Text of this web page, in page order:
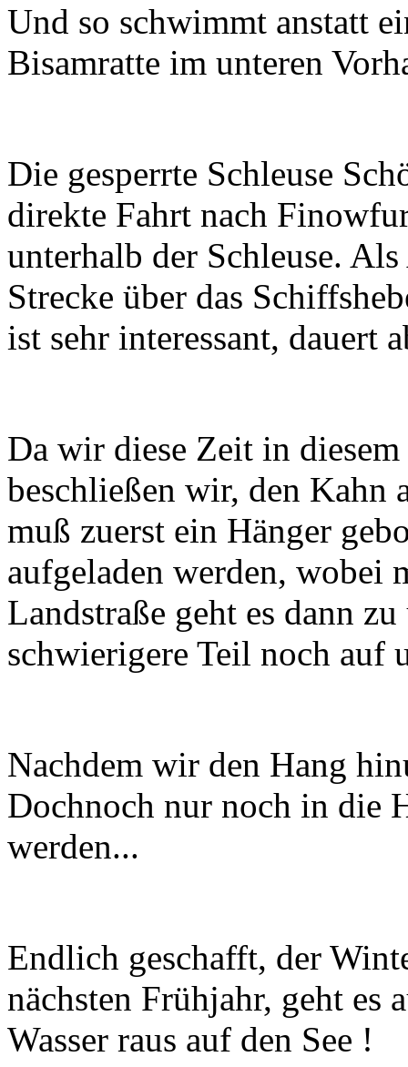
Und so schwimmt anstatt
Bisamratte im unteren
Die gesperrte Schleuse
direkte Fahrt nach
unterhalb der Schleuse.
Strecke über das
ist sehr interessant, dauert
Da wir diese Zeit in
beschließen wir, den Kahn
muß zuerst ein Hänger
aufgeladen werden,
Landstraße geht es dann
schwierigere Teil noch auf
Nachdem wir den Hang
Dochnoch nur noch in die
werden...
Endlich geschafft, der
nächsten Frühjahr, geht es
Wasser raus auf den See !